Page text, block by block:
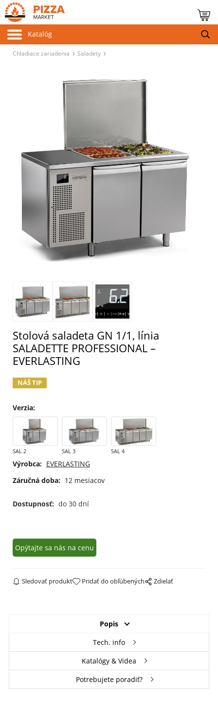
Katalóg
Chladiace zariadenia Saladety
Stolová saladeta GN 1/1, línia
SALADETTE PROFESSIONAL –
EVERLASTING
NÁŠ TIP
Verzia:
SAL 2 SAL 3 SAL 4
Výrobca: EVERLASTING
Záručná doba: 12 mesiacov
Dostupnosť: do 30 dní
Opýtajte sa nás na cenu
Sledovať produkt Pridať do obľúbených Zdielať
Popis
Tech. info
Katalógy & Videa
Potrebujete poradiť?